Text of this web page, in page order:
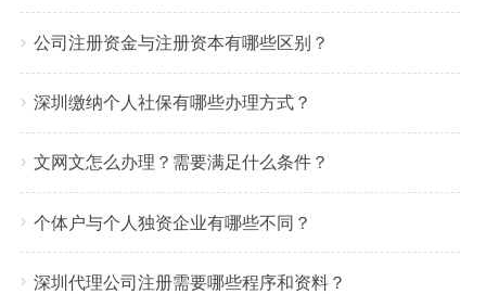
1
公司注册资金与注册资本有哪些区别？
深圳缴纳个人社保有哪些办理方式？
文网文怎么办理？需要满足什么条件？
个体户与个人独资企业有哪些不同？
​深圳代理公司注册需要哪些程序和资料？